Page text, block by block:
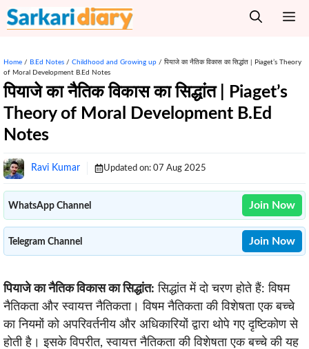
Skip
to
Home / B.Ed Notes / Childhood and Growing up / पियाजे का नैतिक विकास का सिद्धांत | Piaget’s Theory
of Moral Development B.Ed Notes
पियाजे का नैतिक विकास का सिद्धांत | Piaget’s
Theory of Moral Development B.Ed
Notes
Ravi Kumar Updated on: 07 Aug 2025
WhatsApp Channel Join Now
Telegram Channel Join Now
पियाजे का नैतिक विकास का सिद्धांत: सिद्धांत में दो चरण होते हैं: विषम
नैतिकता और स्वायत्त नैतिकता। विषम नैतिकता की विशेषता एक बच्चे
का नियमों को अपरिवर्तनीय और अधिकारियों द्वारा थोपे गए दृष्टिकोण से
होती है। इसके विपरीत, स्वायत्त नैतिकता की विशेषता एक बच्चे की यह